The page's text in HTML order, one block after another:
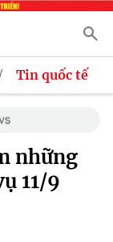
/ Tin quốc tế
những
11/9